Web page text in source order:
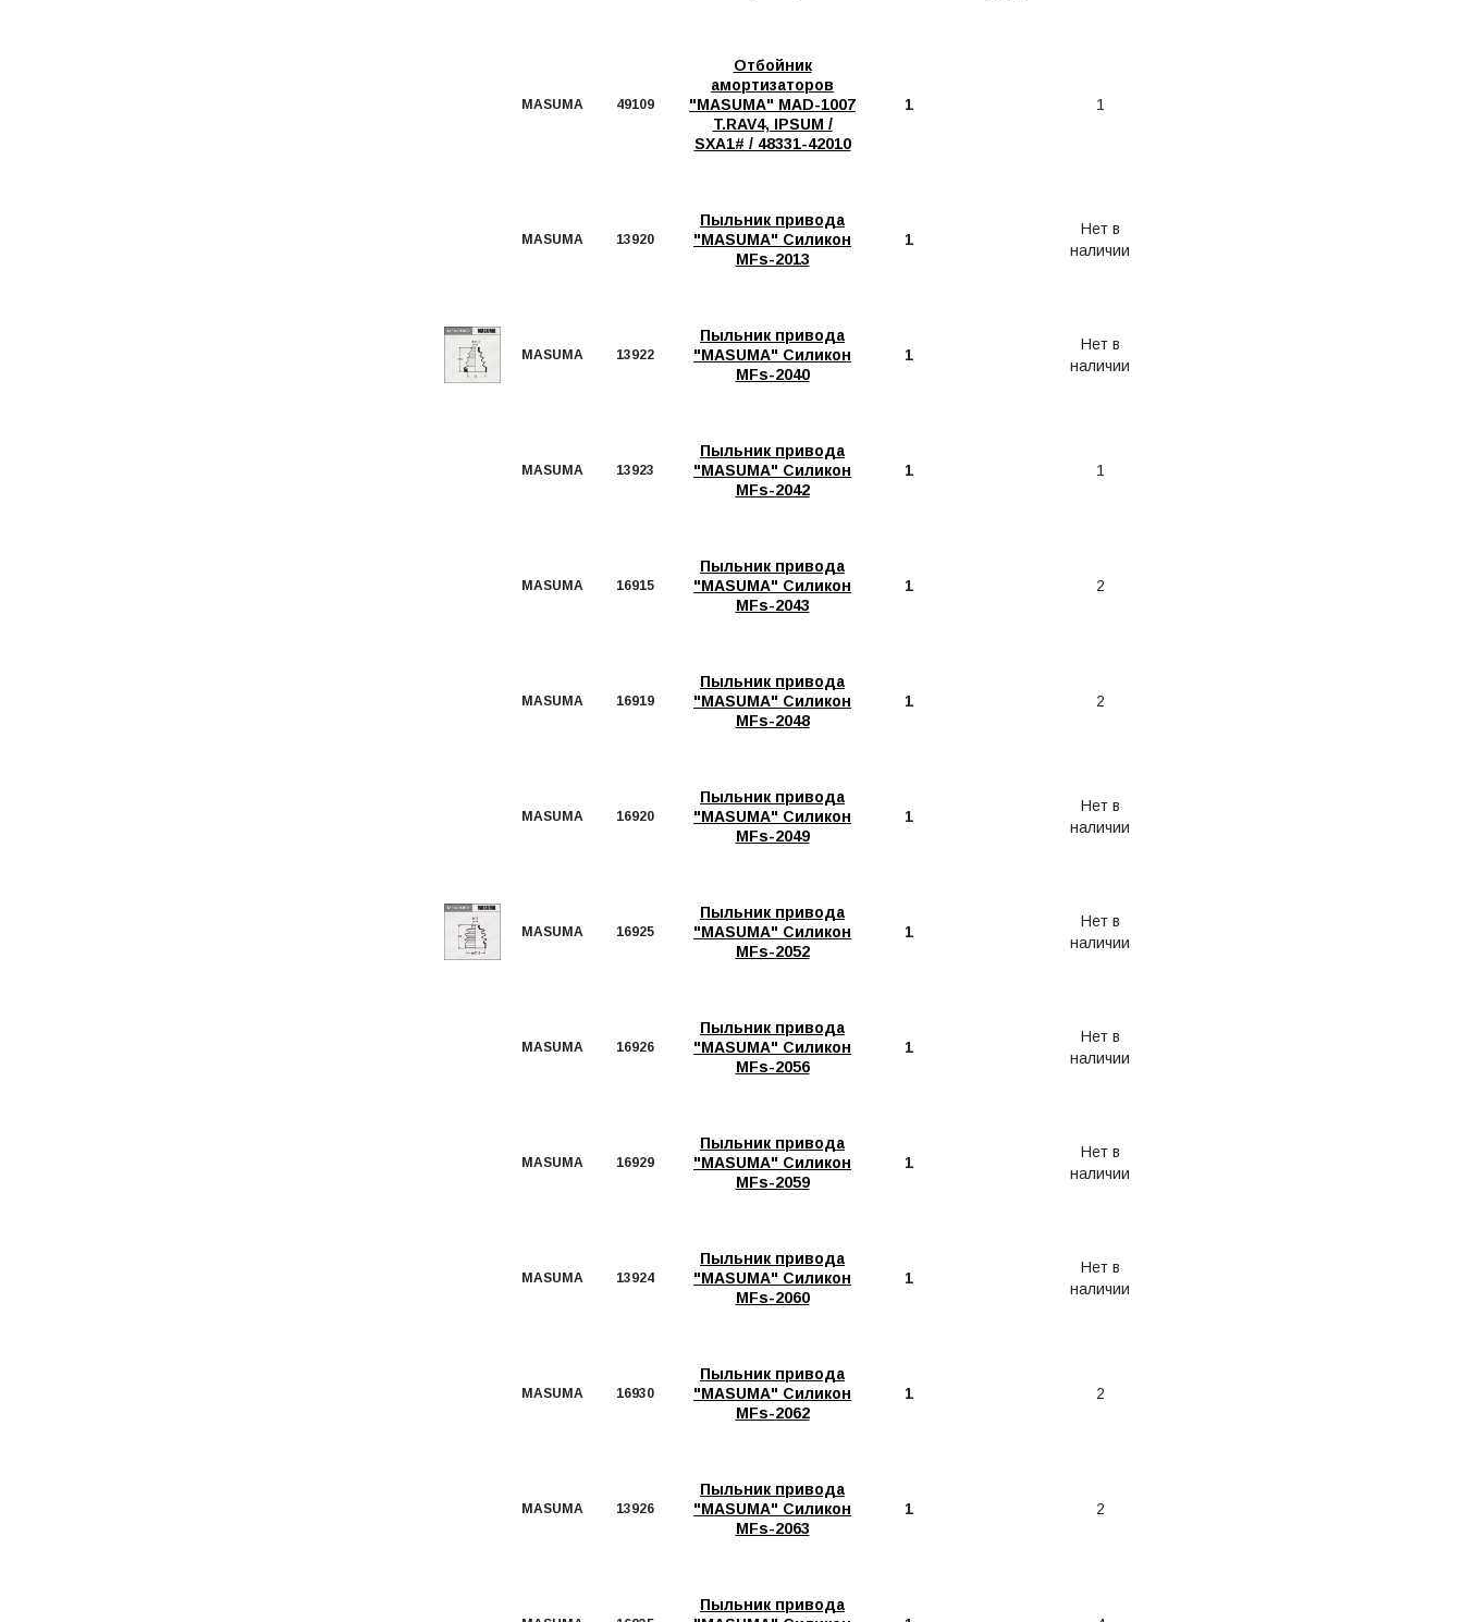
MASUMA 49109
Отбойник
амортизаторов
"MASUMA" MAD-1007
T.RAV4, IPSUM /
SXA1# / 48331-42010
1 1
MASUMA 13920
Пыльник привода
"MASUMA" Силикон
MFs-2013
1
Нет в
наличии
MASUMA 13922
Пыльник привода
"MASUMA" Силикон
MFs-2040
1
Нет в
наличии
MASUMA 13923
Пыльник привода
"MASUMA" Силикон
MFs-2042
1 1
MASUMA 16915
Пыльник привода
"MASUMA" Силикон
MFs-2043
1 2
MASUMA 16919
Пыльник привода
"MASUMA" Силикон
MFs-2048
1 2
MASUMA 16920
Пыльник привода
"MASUMA" Силикон
MFs-2049
1
Нет в
наличии
MASUMA 16925
Пыльник привода
"MASUMA" Силикон
MFs-2052
1
Нет в
наличии
MASUMA 16926
Пыльник привода
"MASUMA" Силикон
MFs-2056
1
Нет в
наличии
MASUMA 16929
Пыльник привода
"MASUMA" Силикон
MFs-2059
1
Нет в
наличии
MASUMA 13924
Пыльник привода
"MASUMA" Силикон
MFs-2060
1
Нет в
наличии
MASUMA 16930
Пыльник привода
"MASUMA" Силикон
MFs-2062
1 2
MASUMA 13926
Пыльник привода
"MASUMA" Силикон
MFs-2063
1 2
Пыльник привода